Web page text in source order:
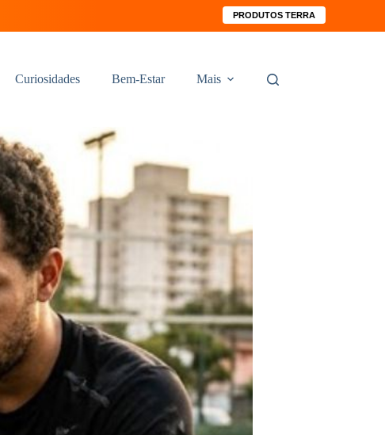
PRODUTOS TERRA
Curiosidades Bem-Estar Mais